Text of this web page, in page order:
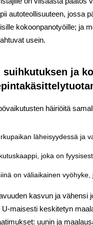
autoteollisuuteen, jossa
kokoonpanotyöille; ja
usein.
ja
häiriöitä
läheisyydessä ja
joka on
on väliaikainen
kasvun ja vähensi
maisesti keskitetyn
uunin ja